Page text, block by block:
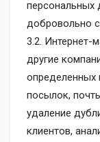
персональных
добровольно
3.2. Интернет-
другие
определенных
посылок,
удаление
клиентов,